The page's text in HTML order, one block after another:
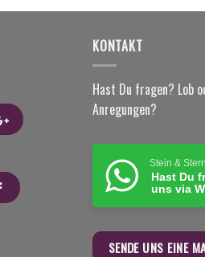
KONTAKT
Hast Du fragen? Lob
Anregungen?
Stein & Stern
Hast Du
uns via
SENDE UNS EINE